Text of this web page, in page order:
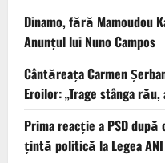
Dinamo, fără Mamoudou
Anunțul lui Nuno Campos
Cântăreața Carmen
Eroilor: „Trage stânga rău,
Prima reacție a PSD
țintă politică la Legea ANI